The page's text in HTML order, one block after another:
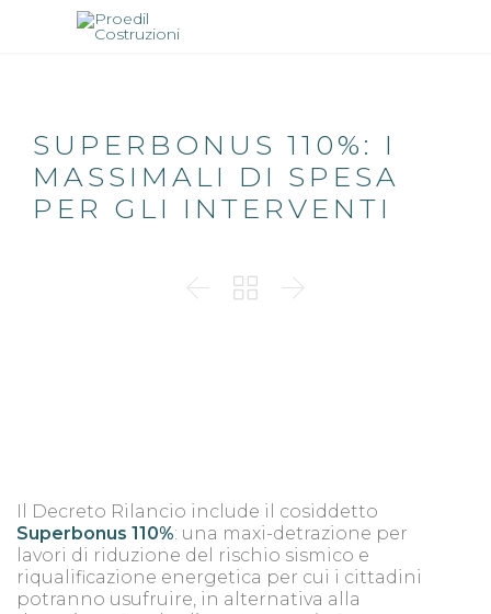
SUPERBONUS 110%: I
MASSIMALI DI SPESA
PER GLI INTERVENTI
  
Il Decreto Rilancio include il cosiddetto
Superbonus 110%: una maxi-detrazione per
lavori di riduzione del rischio sismico e
riqualificazione energetica per cui i cittadini
potranno usufruire, in alternativa alla